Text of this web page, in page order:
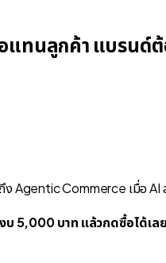
แทนลูกค้า แบรนด์
5,000 บาท แล้วกดซื้อได้เล